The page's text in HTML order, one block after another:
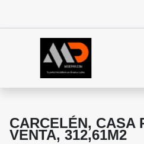
CARCELÉN, CASA
VENTA, 312,61M2